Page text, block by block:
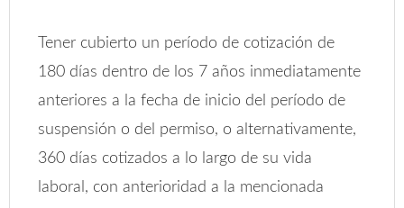
Tener cubierto un período de cotización de
180 días dentro de los 7 años inmediatamente
anteriores a la fecha de inicio del período de
suspensión o del permiso, o alternativamente,
360 días cotizados a lo largo de su vida
laboral, con anterioridad a la mencionada